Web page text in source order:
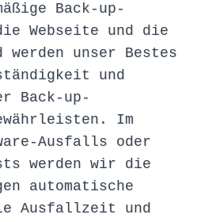
Back-up-
Webseite und die
unser Bestes
und
Back-up-
Im
Ausfalls oder
werden wir die
automatische
Ausfallzeit und